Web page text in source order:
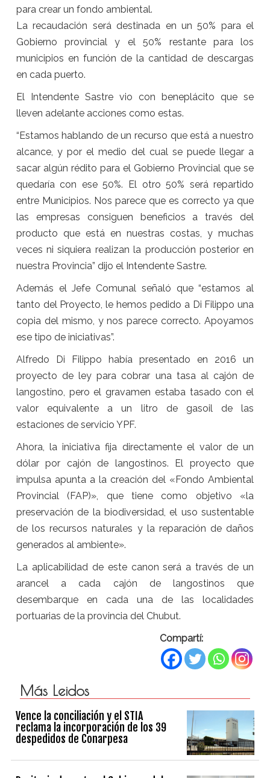
para crear un fondo ambiental.
La recaudación será destinada en un 50% para el
Gobierno provincial y el 50% restante para los
municipios en función de la cantidad de descargas
en cada puerto.
El Intendente Sastre vio con beneplácito que se
lleven adelante acciones como estas.
“Estamos hablando de un recurso que está a nuestro
alcance, y por el medio del cual se puede llegar a
sacar algún rédito para el Gobierno Provincial que se
quedaría con ese 50%. El otro 50% será repartido
entre Municipios. Nos parece que es correcto ya que
las empresas consiguen beneficios a través del
producto que está en nuestras costas, y muchas
veces ni siquiera realizan la producción posterior en
nuestra Provincia” dijo el Intendente Sastre.
Además el Jefe Comunal señaló que “estamos al
tanto del Proyecto, le hemos pedido a Di Filippo una
copia del mismo, y nos parece correcto. Apoyamos
ese tipo de iniciativas”.
Alfredo Di Filippo había presentado en 2016 un
proyecto de ley para cobrar una tasa al cajón de
langostino, pero el gravamen estaba tasado con el
valor equivalente a un litro de gasoil de las
estaciones de servicio YPF.
Ahora, la iniciativa fija directamente el valor de un
dólar por cajón de langostinos. El proyecto que
impulsa apunta a la creación del «Fondo Ambiental
Provincial (FAP)», que tiene como objetivo «la
preservación de la biodiversidad, el uso sustentable
de los recursos naturales y la reparación de daños
generados al ambiente».
La aplicabilidad de este canon será a través de un
arancel a cada cajón de langostinos que
desembarque en cada una de las localidades
portuarias de la provincia del Chubut.
Compartí:
Más Leidos
Vence la conciliación y el STIA
reclama la incorporación de los 39
despedidos de Conarpesa